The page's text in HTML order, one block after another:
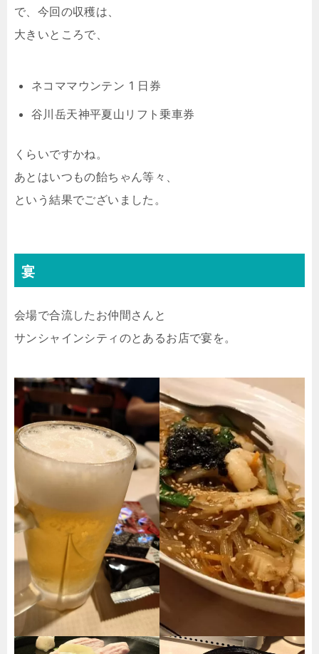
で、今回の収穫は、
大きいところで、
ネコママウンテン 1 日券
谷川岳天神平夏山リフト乗車券
くらいですかね。
あとはいつもの飴ちゃん等々、
という結果でございました。
宴
会場で合流したお仲間さんと
サンシャインシティのとあるお店で宴を。